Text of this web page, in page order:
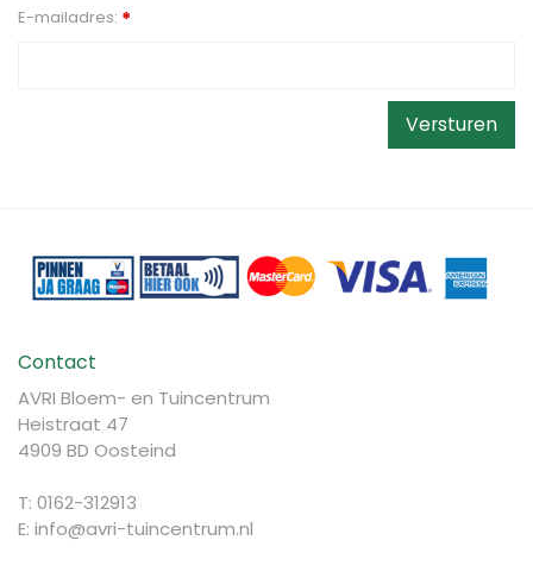
E-mailadres: *
Contact
AVRI Bloem- en Tuincentrum
Heistraat 47
4909 BD Oosteind
T: 0162-312913
E: info@avri-tuincentrum.nl